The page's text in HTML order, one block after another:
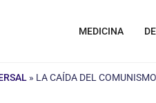
MEDICINA
» LA CAÍDA DEL